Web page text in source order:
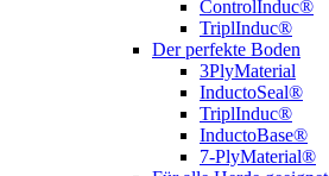
ControlInduc®
TriplInduc®
Der perfekte Boden
3PlyMaterial
InductoSeal®
TriplInduc®
InductoBase®
7-PlyMaterial®